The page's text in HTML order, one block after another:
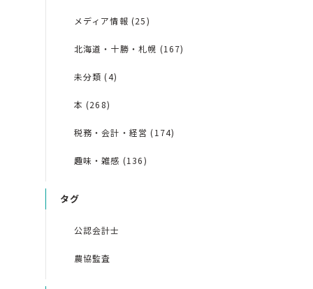
メディア情報 (25)
北海道・十勝・札幌 (167)
未分類 (4)
本 (268)
税務・会計・経営 (174)
趣味・雑感 (136)
タグ
公認会計士
農協監査